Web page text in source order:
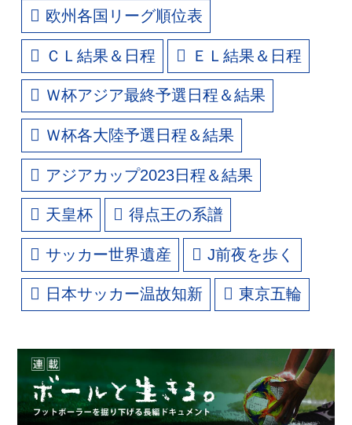
欧州各国リーグ順位表
ＣＬ結果＆日程 ＥＬ結果＆日程
Ｗ杯アジア最終予選日程＆結果
Ｗ杯各大陸予選日程＆結果
アジアカップ2023日程＆結果
天皇杯 得点王の系譜
サッカー世界遺産 J前夜を歩く
日本サッカー温故知新 東京五輪